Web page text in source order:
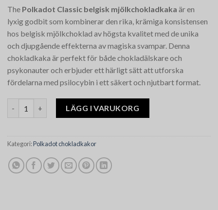
kundrecensioner
The Polkadot Classic belgisk mjölkchokladkaka är en
lyxig godbit som kombinerar den rika, krämiga konsistensen
hos belgisk mjölkchoklad av högsta kvalitet med de unika
och djupgående effekterna av magiska svampar. Denna
chokladkaka är perfekt för både chokladälskare och
psykonauter och erbjuder ett härligt sätt att utforska
fördelarna med psilocybin i ett säkert och njutbart format.
Polkadot Classic Belgian Milk Chocolate Bar mängd
LÄGG I VARUKORG
Kategori:Polkadot chokladkakor